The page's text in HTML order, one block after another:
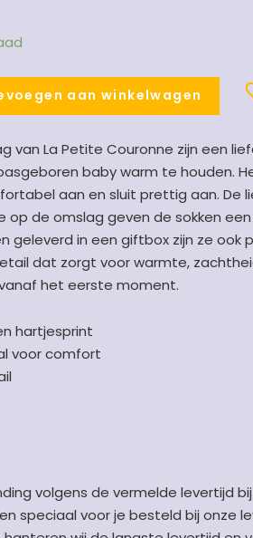
aan winkelwagen
van La Petite Couronne zijn een
baby warm te houden.
aan en sluit prettig aan. De
op de omslag geven de sokken
geleverd in een giftbox zijn ze ook
dat zorgt voor warmte,
het eerste moment.
hartjesprint
voor comfort
volgens de vermelde levertijd
speciaal voor je besteld bij onze